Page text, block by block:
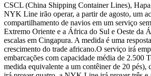
CSCL (China Shipping Container Lines),
NYK Line irão operar, a partir de agosto, um
compartilhamento de navios em um serviço
Extremo Oriente e a África do Sul e Oeste da
escalas em Cingapura. A medida é uma
crescimento do trade africano.O serviço irá
embarcações com capacidade média de 2.500
medida equivalente a um contêiner de 20 pés),